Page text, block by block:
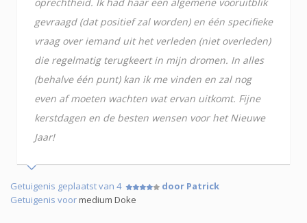
gevraagd (dat positief zal worden) en één specifieke
vraag over iemand uit het verleden (niet overleden)
die regelmatig terugkeert in mijn dromen. In alles
(behalve één punt) kan ik me vinden en zal nog
even af moeten wachten wat ervan uitkomt. Fijne
kerstdagen en de besten wensen voor het Nieuwe
Jaar!
Getuigenis geplaatst van 4
door Patrick
Getuigenis voormedium Doke